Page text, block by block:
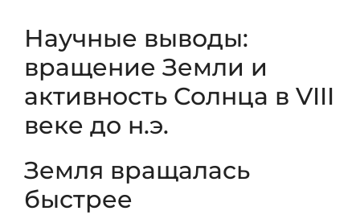
Научные выводы:
вращение Земли и
активность Солнца в VIII
веке до н.э.
Земля вращалась
быстрее